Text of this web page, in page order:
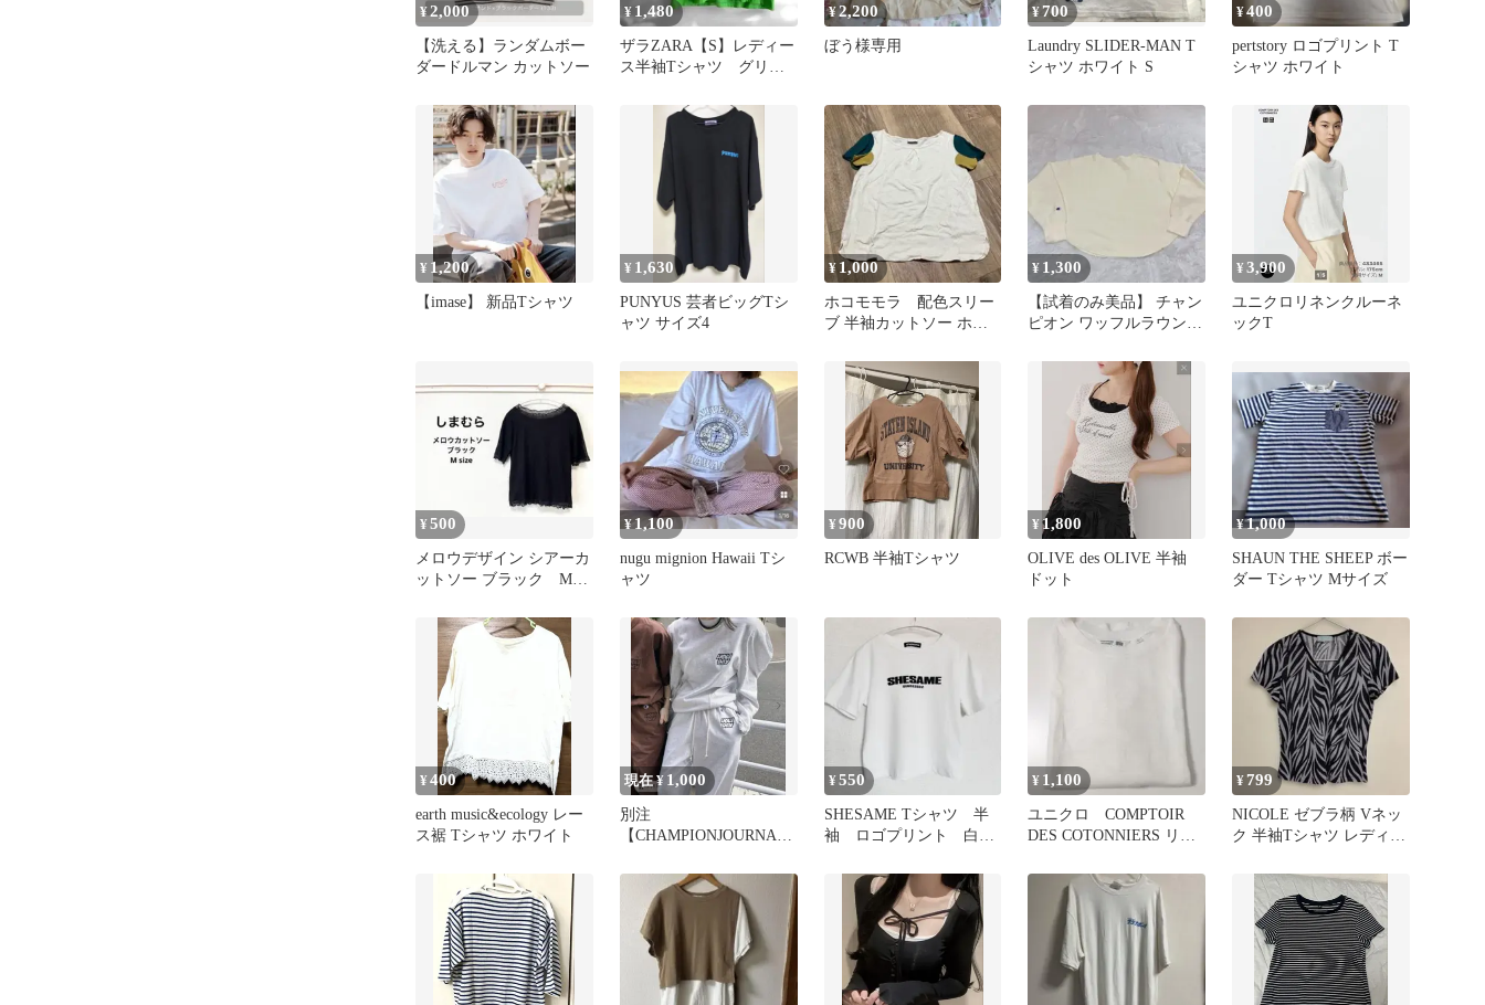
¥2,000
【洗える】ランダムボー
ダードルマン カットソー
¥ 1,480
ザラZARA【S】レディー
ス半袖Tシャツ グリー
¥2,200
ぼう様専用
¥700
Laundry SLIDER-MAN T
シャツ ホワイト S
¥400
pertstory ロゴプリント T
シャツ ホワイト
¥ 1,200
【imase】 新品Tシャツ
¥ 1,630
PUNYUS 芸者ビッグTシ
ャツ サイズ4
¥ 1,000
ホコモモラ 配色スリー
ブ 半袖カットソー ホワ
¥ 1,300
【試着のみ美品】 チャン
ピオン ワッフルラウンド
リー
¥3,900
ユニクロリネンクルーネ
ックT
¥500
メロウデザイン シアーカ
ットソー ブラック Mサ
¥ 1,100
nugu mignion Hawaii Tシ
ャツ
¥900
RCWB 半袖Tシャツ
¥1,800
OLIVE des OLIVE 半袖
ドット
¥1,000
SHAUN THE SHEEP ボー
ダー Tシャツ Mサイズ
¥400
earth music&ecology レー
ス裾 Tシャツ ホワイト
現在 ¥ 1,000
別注
【CHAMPIONJOURNAL
HOLIDAY】
¥550
SHESAME Tシャツ 半
袖 ロゴプリント 白
イズ
¥ 1,100
ユニクロ COMPTOIR
DES COTONNIERS リネ
¥ 799
NICOLE ゼブラ柄 Vネッ
ク 半袖Tシャツ レディー